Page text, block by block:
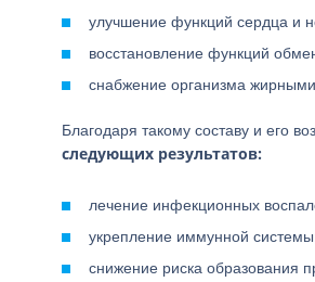
улучшение функций сердца и
восстановление функций
снабжение организма жирными
Благодаря такому составу и его
следующих результатов:
лечение инфекционных
укрепление иммунной
снижение риска образования